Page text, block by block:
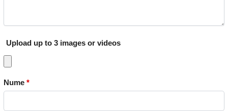
Upload up to 3 images or videos
Nume *